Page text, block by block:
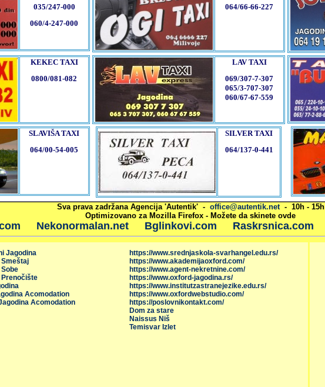
035/247-000
060/4-247-000
064/66-66-227
KEKEC TAXI
0800/081-082
LAV TAXI
069/307-7-307
065/3-707-307
060/67-67-559
SLAVIŠA TAXI
064/00-54-005
SILVER TAXI
064/137-0-441
Sva prava zadržana Agencija 'Autentik' - office@autentik.net- 10h - 15h
Optimizovano za Mozilla Firefox - Možete da skinete ovde
Nekonormalan.net Bglinkovi.com Raskrsnica.com
Jagodina
Acomodation
Acomodation
https://www.srednjaskola-svarhangel.edu.rs/
https://www.akademijaoxford.com/
https://www.agent-nekretnine.com/
https://www.oxford-jagodina.rs/
https://www.institutzastranejezike.edu.rs/
https://www.oxfordwebstudio.com/
https://poslovnikontakt.com/
Dom za stare
Naissus Niš
Temisvar Izlet